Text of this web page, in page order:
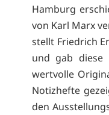
Hamburg
von Karl Marx
stellt Friedrich
und gab diese
wertvolle
Notizhefte
den